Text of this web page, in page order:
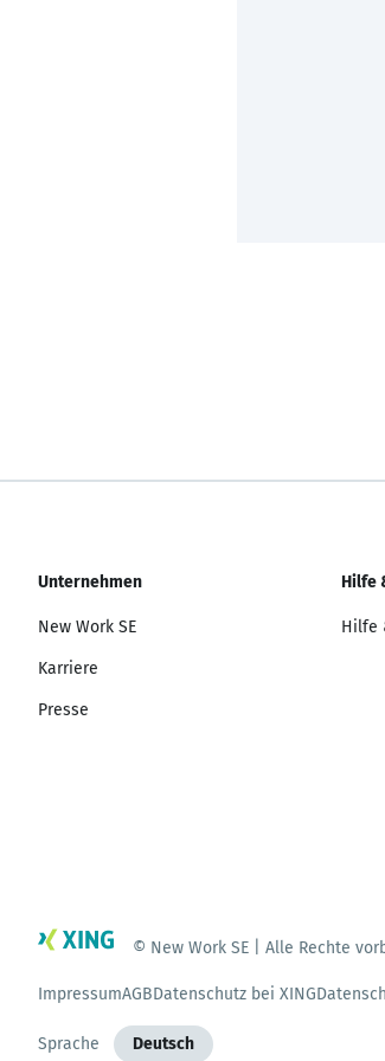
Unternehmen
New Work SE
Karriere
Presse
Hilfe
Hilfe
© New Work SE | Alle Rechte
ImpressumAGBDatenschutz bei XING
Sprache Deutsch